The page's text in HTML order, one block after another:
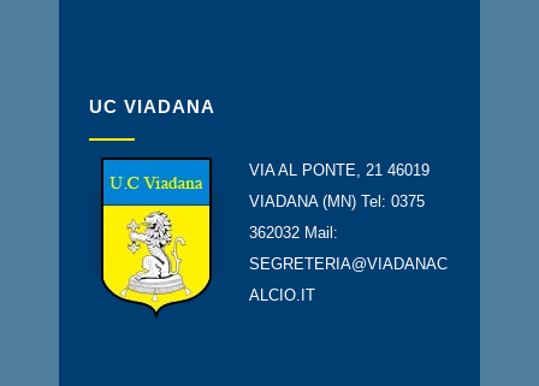
UC VIADANA
VIA AL PONTE, 21 46019
VIADANA (MN) Tel: 0375
362032 Mail:
SEGRETERIA@VIADANAC
ALCIO.IT